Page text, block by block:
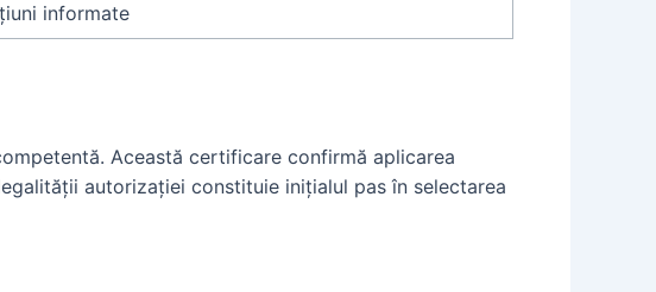
informate
Această certificare confirmă aplicarea
autorizației constituie inițialul pas în selectarea